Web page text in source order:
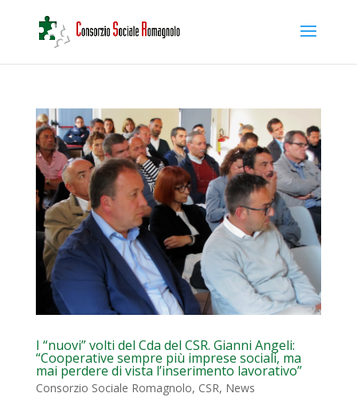
I “nuovi” volti del Cda del CSR. Gianni Angeli:
“Cooperative sempre più imprese sociali, ma
mai perdere di vista l’inserimento lavorativo”
Consorzio Sociale Romagnolo, CSR, News